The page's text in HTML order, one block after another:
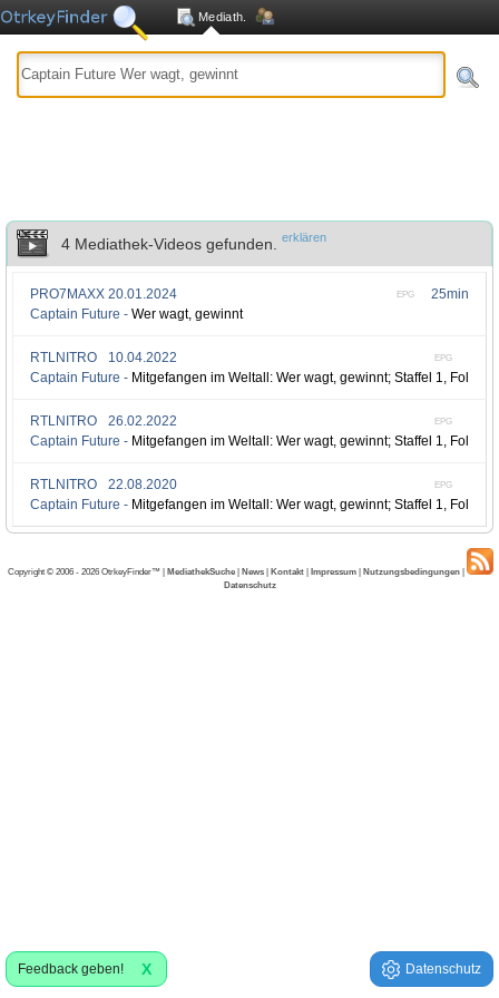
Mediath.
4 Mediathek-Videos gefunden. erklären
25min
EPG
PRO7MAXX 20.01.2024
Captain Future - Wer wagt, gewinnt
EPG
RTLNITRO
10.04.2022
Captain Future - Mitgefangen im Weltall: Wer wagt, gewinnt; Staffel 1, Folge
EPG
RTLNITRO
26.02.2022
Captain Future - Mitgefangen im Weltall: Wer wagt, gewinnt; Staffel 1, Folge
EPG
RTLNITRO
22.08.2020
Captain Future - Mitgefangen im Weltall: Wer wagt, gewinnt; Staffel 1, Folge
Copyright © 2006 - 2026 OtrkeyFinder™ | MediathekSuche | News | Kontakt | Impressum | Nutzungsbedingungen |
Datenschutz
Feedback geben! X Datenschutz